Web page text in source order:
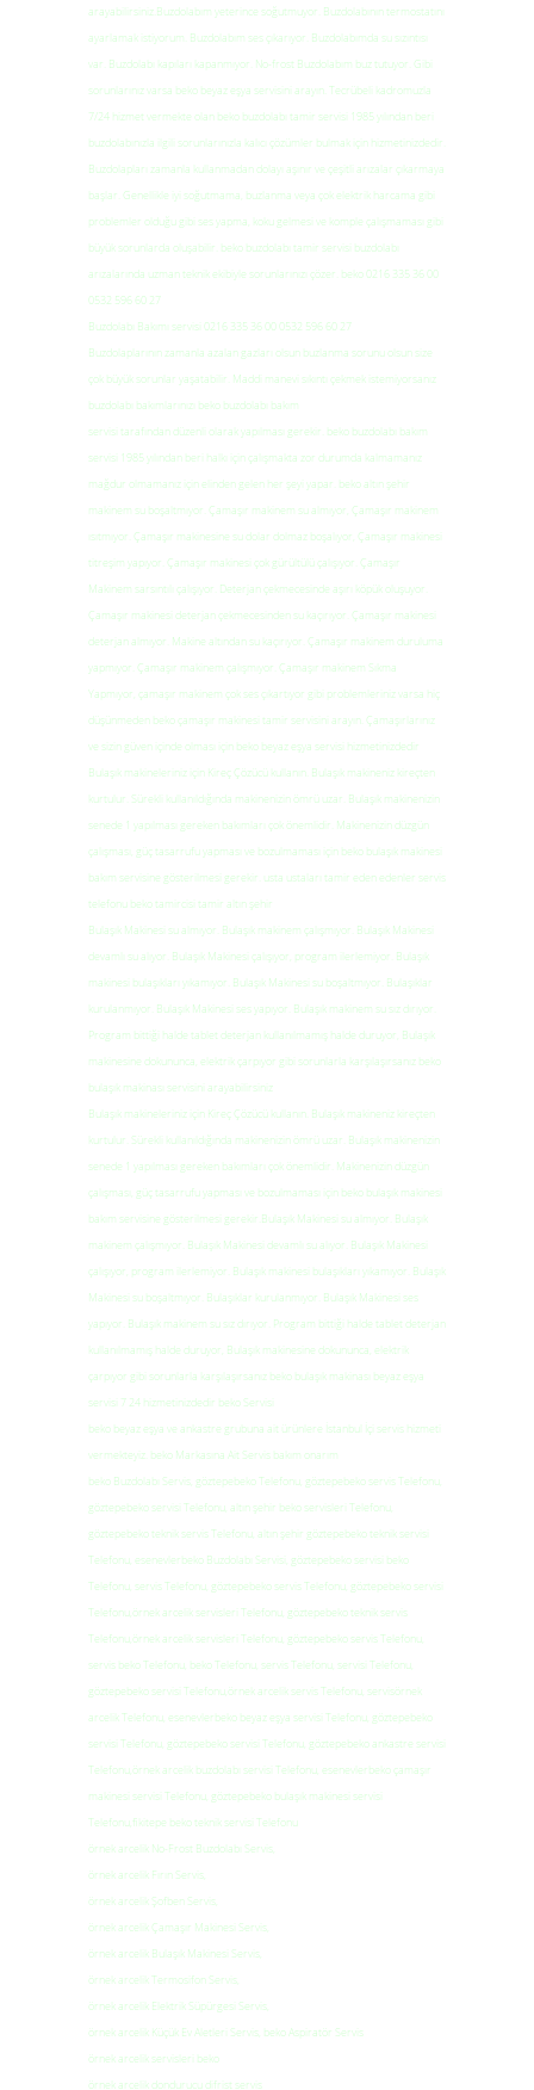
arayabilirsiniz.Buzdolabım yeterince soğutmuyor. Buzdolabının termostatını
ayarlamak istiyorum. Buzdolabım ses çıkarıyor. Buzdolabımda su sızıntısı
var. Buzdolabı kapıları kapanmıyor. No-frost Buzdolabım buz tutuyor. Gibi
sorunlarınız varsa beko beyaz eşya servisini arayın. Tecrübeli kadromuzla
7/24 hizmet vermekte olan beko buzdolabı tamir servisi 1985 yılından beri
buzdolabınızla ilgili sorunlarınızla kalıcı çözümler bulmak için hizmetinizdedir.
Buzdolapları zamanla kullanmadan dolayı aşınır ve çeşitli arızalar çıkarmaya
başlar. Genellikle iyi soğutmama, buzlanma veya çok elektrik harcama gibi
problemler olduğu gibi ses yapma, koku gelmesi ve komple çalışmaması gibi
büyük sorunlarda oluşabilir. beko buzdolabı tamir servisi buzdolabı
arızalarında uzman teknik ekibiyle sorunlarınızı çözer. beko 0216 335 36 00
0532 596 60 27
Buzdolabı Bakımı servisi 0216 335 36 00 0532 596 60 27
Buzdolaplarının zamanla azalan gazları olsun buzlanma sorunu olsun size
çok büyük sorunlar yaşatabilir. Maddi manevi sıkıntı çekmek istemiyorsanız
buzdolabı bakımlarınızı beko buzdolabı bakım
servisi tarafından düzenli olarak yapılması gerekir. beko buzdolabı bakım
servisi 1985 yılından beri halkı için çalışmakta zor durumda kalmamanız
mağdur olmamanız için elinden gelen her şeyi yapar. beko altın şehir
makinem su boşaltmıyor. Çamaşır makinem su almıyor, Çamaşır makinem
ısıtmıyor. Çamaşır makinesine su dolar dolmaz boşalıyor, Çamaşır makinesi
titreşim yapıyor. Çamaşır makinesi çok gürültülü çalışıyor. Çamaşır
Makinem sarsıntılı çalışıyor. Deterjan çekmecesinde aşırı köpük oluşuyor.
Çamaşır makinesi deterjan çekmecesinden su kaçırıyor. Çamaşır makinesi
deterjan almıyor. Makine altından su kaçırıyor. Çamaşır makinem duruluma
yapmıyor. Çamaşır makinem çalışmıyor. Çamaşır makinem Sıkma
Yapmıyor, çamaşır makinem çok ses çıkartıyor gibi problemleriniz varsa hiç
düşünmeden beko çamaşır makinesi tamir servisini arayın. Çamaşırlarınız
ve sizin güven içinde olması için beko beyaz eşya servisi hizmetinizdedir
Bulaşık makineleriniz için Kireç Çözücü kullanın. Bulaşık makineniz kireçten
kurtulur. Sürekli kullanıldığında makinenizin ömrü uzar. Bulaşık makinenizin
senede 1 yapılması gereken bakımları çok önemlidir. Makinenizin düzgün
çalışması, güç tasarrufu yapması ve bozulmaması için beko bulaşık makinesi
bakım servisine gösterilmesi gerekir. usta ustaları tamir eden edenler servis
telefonu beko tamircisi tamir altın şehir
Bulaşık Makinesi su almıyor. Bulaşık makinem çalışmıyor. Bulaşık Makinesi
devamlı su alıyor. Bulaşık Makinesi çalışıyor, program ilerlemiyor. Bulaşık
makinesi bulaşıkları yıkamıyor. Bulaşık Makinesi su boşaltmıyor. Bulaşıklar
kurulanmıyor. Bulaşık Makinesi ses yapıyor. Bulaşık makinem su sız dırıyor.
Program bittiği halde tablet deterjan kullanılmamış halde duruyor, Bulaşık
makinesine dokununca, elektrik çarpıyor gibi sorunlarla karşılaşırsanız beko
bulaşık makinası servisini arayabilirsiniz
Bulaşık makineleriniz için Kireç Çözücü kullanın. Bulaşık makineniz kireçten
kurtulur. Sürekli kullanıldığında makinenizin ömrü uzar. Bulaşık makinenizin
senede 1 yapılması gereken bakımları çok önemlidir. Makinenizin düzgün
çalışması, güç tasarrufu yapması ve bozulmaması için beko bulaşık makinesi
bakım servisine gösterilmesi gerekir.Bulaşık Makinesi su almıyor. Bulaşık
makinem çalışmıyor. Bulaşık Makinesi devamlı su alıyor. Bulaşık Makinesi
çalışıyor, program ilerlemiyor. Bulaşık makinesi bulaşıkları yıkamıyor. Bulaşık
Makinesi su boşaltmıyor. Bulaşıklar kurulanmıyor. Bulaşık Makinesi ses
yapıyor. Bulaşık makinem su sız dırıyor. Program bittiği halde tablet deterjan
kullanılmamış halde duruyor, Bulaşık makinesine dokununca, elektrik
çarpıyor gibi sorunlarla karşılaşırsanız beko bulaşık makinası beyaz eşya
servisi 7 24 hizmetinizdedir beko Servisi
beko beyaz eşya ve ankastre grubuna ait ürünlere İstanbul İçi servis hizmeti
vermekteyiz. beko Markasına Ait Servis bakım onarım
beko Buzdolabı Servis, göztepebeko Telefonu, göztepebeko servis Telefonu,
göztepebeko servisi Telefonu, altın şehir beko servisleri Telefonu,
göztepebeko teknik servis Telefonu, altın şehir göztepebeko teknik servisi
Telefonu, esenevlerbeko Buzdolabı Servisi, göztepebeko servisi beko
Telefonu, servis Telefonu, göztepebeko servis Telefonu, göztepebeko servisi
Telefonu,örnek arcelik servisleri Telefonu, göztepebeko teknik servis
Telefonu,örnek arcelik servisleri Telefonu, göztepebeko servis Telefonu,
servis beko Telefonu, beko Telefonu, servis Telefonu, servisi Telefonu,
göztepebeko servisi Telefonu,örnek arcelik servis Telefonu, servisörnek
arcelik Telefonu, esenevlerbeko beyaz eşya servisi Telefonu, göztepebeko
servisi Telefonu, göztepebeko servisi Telefonu, göztepebeko ankastre servisi
Telefonu,örnek arcelik buzdolabı servisi Telefonu, esenevlerbeko çamaşır
makinesi servisi Telefonu, göztepebeko bulaşık makinesi servisi
Telefonu,fikitepe beko teknik servisi Telefonu
örnek arcelik No-Frost Buzdolabı Servis,
örnek arcelik Fırın Servis,
örnek arcelik Şofben Servis,
örnek arcelik Çamaşır Makinesi Servis,
örnek arcelik Bulaşık Makinesi Servis,
örnek arcelik Termosifon Servis,
örnek arcelik Elektrik Süpürgesi Servis,
örnek arcelik Küçük Ev Aletleri Servis, beko Aspiratör Servis
örnek arcelik servisleri beko
örnek arcelik dondurucu difrist servis